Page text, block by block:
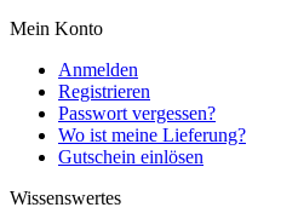
Mein Konto
Anmelden
Registrieren
Passwort vergessen?
Wo ist meine Lieferung?
Gutschein einlösen
Wissenswertes